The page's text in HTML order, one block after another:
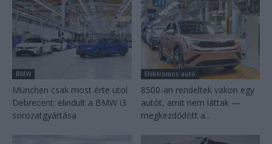
BMW
München csak most érte utol
Debrecent: elindult a BMW i3
sorozatgyártása
Elektromos autó
8500-an rendeltek vakon egy
autót, amit nem láttak —
megkezdődött a...